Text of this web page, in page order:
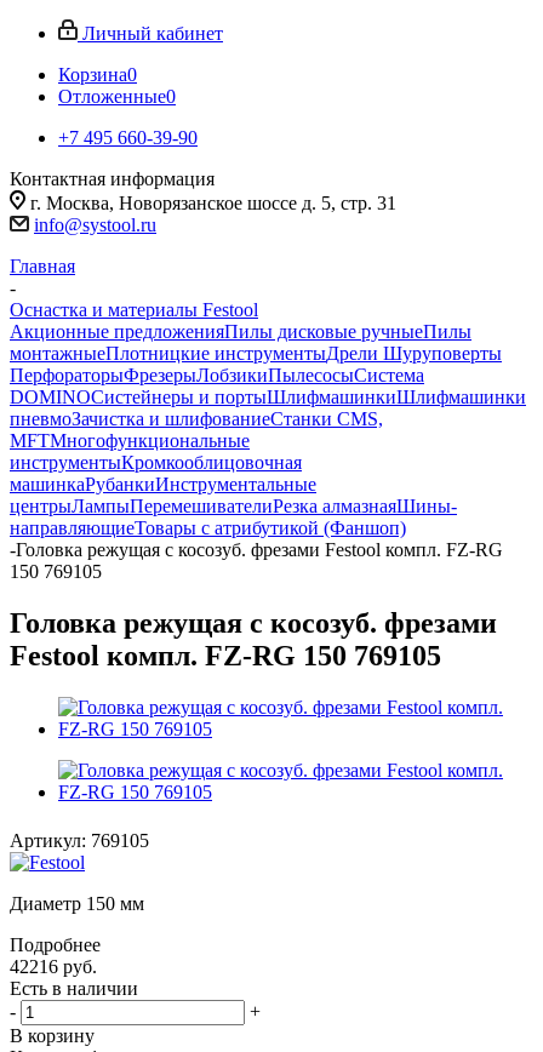
Личный кабинет
Корзина0
Отложенные0
+7 495 660-39-90
Контактная информация
г. Москва, Новорязанское шоссе д. 5, стр. 31
info@systool.ru
Главная
-
Оснастка и материалы Festool
Акционные предложенияПилы дисковые ручныеПилы
монтажныеПлотницкие инструментыДрели Шуруповерты
ПерфораторыФрезерыЛобзикиПылесосыСистема
DOMINOСистейнеры и портыШлифмашинкиШлифмашинки
пневмоЗачистка и шлифованиеСтанки CMS,
MFTМногофункциональные
инструментыКромкооблицовочная
машинкаРубанкиИнструментальные
центрыЛампыПеремешивателиРезка алмазнаяШины-
направляющиеТовары с атрибутикой (Фаншоп)
-Головка режущая с косозуб. фрезами Festool компл. FZ-RG
150 769105
Головка режущая с косозуб. фрезами
Festool компл. FZ-RG 150 769105
Артикул: 769105
Диаметр 150 мм
Подробнее
42216 руб.
Есть в наличии
-
+
В корзину